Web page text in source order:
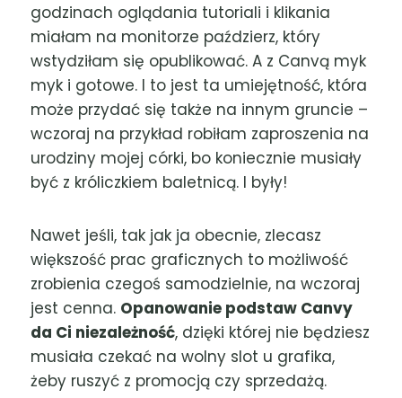
godzinach oglądania tutoriali i klikania
miałam na monitorze paździerz, który
wstydziłam się opublikować. A z Canvą myk
myk i gotowe. I to jest ta umiejętność, która
może przydać się także na innym gruncie –
wczoraj na przykład robiłam zaproszenia na
urodziny mojej córki, bo koniecznie musiały
być z króliczkiem baletnicą. I były!
Nawet jeśli, tak jak ja obecnie, zlecasz
większość prac graficznych to możliwość
zrobienia czegoś samodzielnie, na wczoraj
jest cenna. Opanowanie podstaw Canvy
da Ci niezależność, dzięki której nie będziesz
musiała czekać na wolny slot u grafika,
żeby ruszyć z promocją czy sprzedażą.